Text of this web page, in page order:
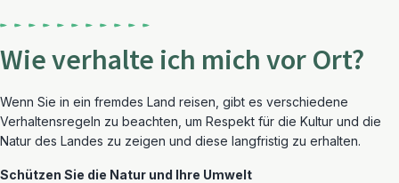
Wie verhalte ich mich vor Ort?
Wenn Sie in ein fremdes Land reisen, gibt es verschiedene
Verhaltensregeln zu beachten, um Respekt für die Kultur und die
Natur des Landes zu zeigen und diese langfristig zu erhalten.
Schützen Sie die Natur und Ihre Umwelt